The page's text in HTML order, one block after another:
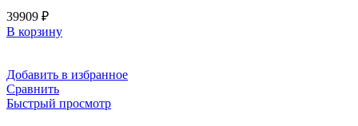
39909 ₽
В корзину
Добавить в избранное
Сравнить
Быстрый просмотр